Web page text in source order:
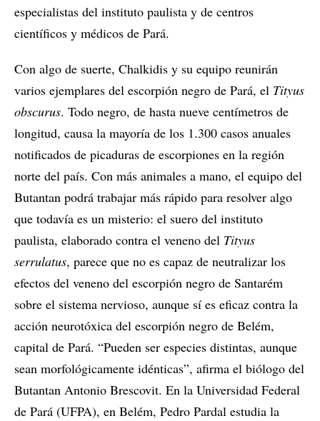
especialistas del instituto paulista y de centros
científicos y médicos de Pará.
Con algo de suerte, Chalkidis y su equipo reunirán
varios ejemplares del escorpión negro de Pará, el Tityus
obscurus. Todo negro, de hasta nueve centímetros de
longitud, causa la mayoría de los 1.300 casos anuales
notificados de picaduras de escorpiones en la región
norte del país. Con más animales a mano, el equipo del
Butantan podrá trabajar más rápido para resolver algo
que todavía es un misterio: el suero del instituto
paulista, elaborado contra el veneno del Tityus
serrulatus, parece que no es capaz de neutralizar los
efectos del veneno del escorpión negro de Santarém
sobre el sistema nervioso, aunque sí es eficaz contra la
acción neurotóxica del escorpión negro de Belém,
capital de Pará. “Pueden ser especies distintas, aunque
sean morfológicamente idénticas”, afirma el biólogo del
Butantan Antonio Brescovit. En la Universidad Federal
de Pará (UFPA), en Belém, Pedro Pardal estudia la